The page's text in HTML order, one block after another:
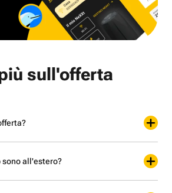
sull'offerta
sono all'estero?